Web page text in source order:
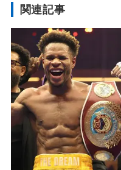
関連記事